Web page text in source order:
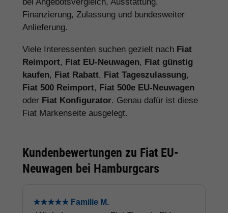
Finanzierung, Zulassung und bundesweiter
Anlieferung.
Viele Interessenten suchen gezielt nach Fiat
Reimport, Fiat EU-Neuwagen, Fiat günstig
kaufen, Fiat Rabatt, Fiat Tageszulassung,
Fiat 500 Reimport, Fiat 500e EU-Neuwagen
oder Fiat Konfigurator. Genau dafür ist diese
Fiat Markenseite ausgelegt.
Kundenbewertungen zu Fiat EU-
Neuwagen bei Hamburgcars
★★★★★ Familie M.